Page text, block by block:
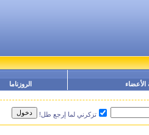
الأعضاء الروزناما
تزكرني لما إرجع طل!